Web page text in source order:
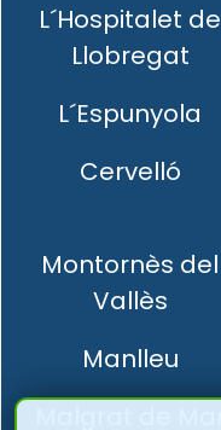
L´Hospitalet de
Llobregat
L´Espunyola
Cervelló
Montornès del
Vallès
Manlleu